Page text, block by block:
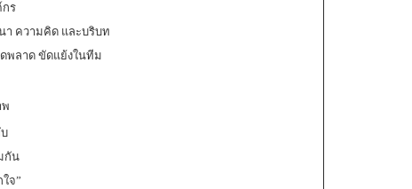
ร
า ความคิด และบริบท
พลาด ขัดแย้งในทีม
พ
กัน
จ”